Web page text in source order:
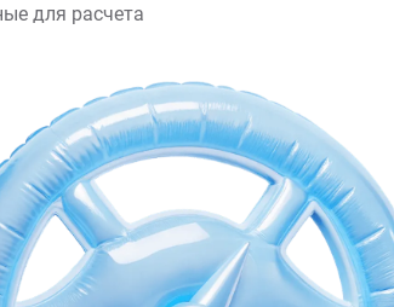
для расчета